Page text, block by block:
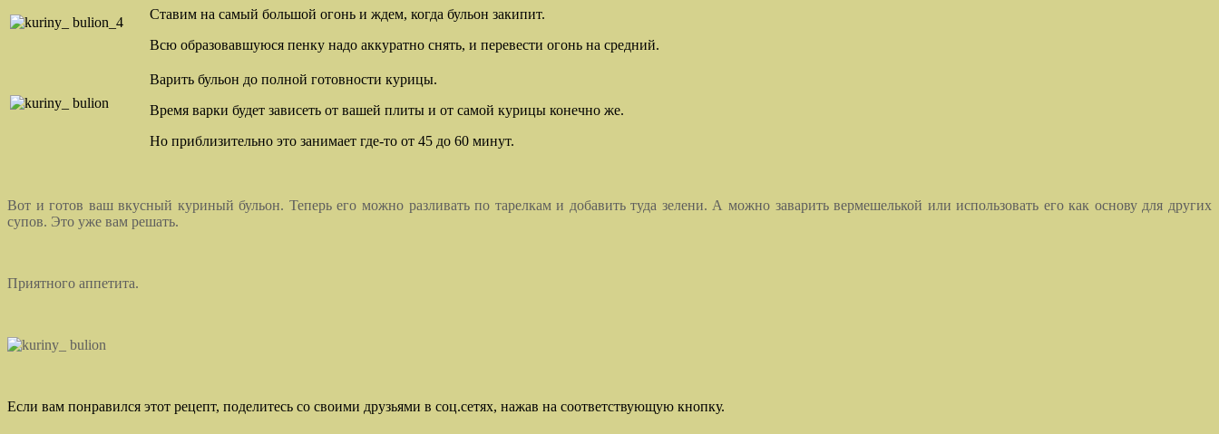
Ставим на самый большой огонь и ждем, когда бульон закипит.
Всю образовавшуюся пенку надо аккуратно снять, и перевести огонь на средний.
Варить бульон до полной готовности курицы.
Время варки будет зависеть от вашей плиты и от самой курицы конечно же.
Но приблизительно это занимает где-то от 45 до 60 минут.
Вот и готов ваш вкусный куриный бульон. Теперь его можно разливать по тарелкам и добавить туда зелени. А можно заварить вермешелькой или использовать его как основу для других
супов. Это уже вам решать.
Приятного аппетита.
Если вам понравился этот рецепт, поделитесь со своими друзьями в соц.сетях, нажав на соответствующую кнопку.